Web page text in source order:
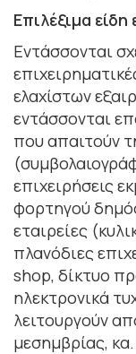
Επιλέξιμα
Εντάσσονται
ελαχίστων
εντάσσονται
που απαιτούν
επιχειρήσεις
φορτηγού
εταιρείες
πλανόδιες
shop, δίκτυο
ηλεκτρονικά
λειτουργούν
μεσημβρίας, κα.